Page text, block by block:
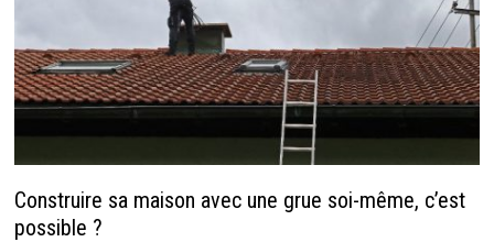
Construire sa maison avec une grue soi-même, c’est
possible ?